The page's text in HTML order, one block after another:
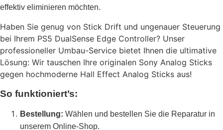
effektiv eliminieren möchten.
Haben Sie genug von Stick Drift und ungenauer Steuerung
bei Ihrem PS5 DualSense Edge Controller? Unser
professioneller Umbau-Service bietet Ihnen die ultimative
Lösung: Wir tauschen Ihre originalen Sony Analog Sticks
gegen hochmoderne Hall Effect Analog Sticks aus!
So funktioniert’s:
Bestellung: Wählen und bestellen Sie die Reparatur in
unserem Online-Shop.